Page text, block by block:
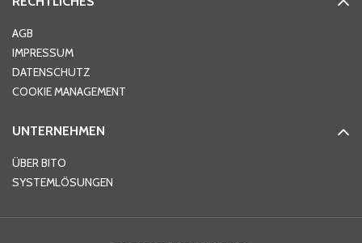
Ort*
Telefon
AGB
IMPRESSUM
DATENSCHUTZ
COOKIE MANAGEMENT
UNTERNEHMEN
ÜBER BITO
SYSTEMLÖSUNGEN